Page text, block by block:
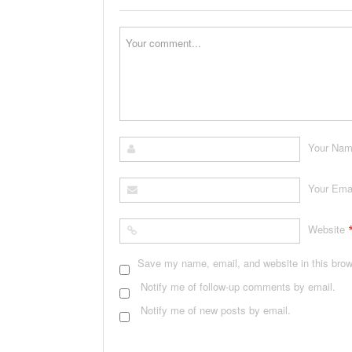
Your
Your
Website
Save my name, email, and website in this
Notify me of follow-up comments by email.
Notify me of new posts by email.